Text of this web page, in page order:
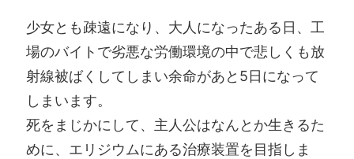
少女とも疎遠になり、大人になったある日、工
場のバイトで劣悪な労働環境の中で悲しくも放
射線被ばくしてしまい余命があと5日になって
しまいます。
死をまじかにして、主人公はなんとか生きるた
めに、エリジウムにある治療装置を目指しま